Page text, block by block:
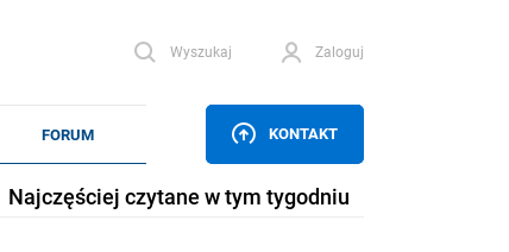
Wyszukaj Zaloguj
KONTAKT
Najczęściej czytane w tym tygodniu